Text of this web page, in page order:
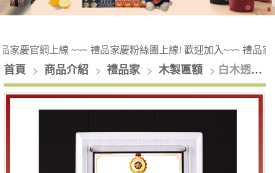
家慶官網上線 ~~~ 禮品家慶粉絲團上線! 歡迎加入~~~ 禮品
首頁 商品介紹 禮品家 木製匾額 白木透明獎框